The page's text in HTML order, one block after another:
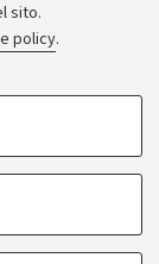
sito.
policy.
- Università di
01131710376 -